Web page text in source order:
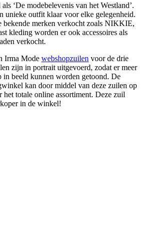
‘De modebelevenis van het Westland’.
unieke outfit klaar voor elke gelegenheid.
bekende merken verkocht zoals NIKKIE,
kleding worden er ook accessoires als
verkocht.
Irma Mode webshopzuilen voor de drie
zijn in portrait uitgevoerd, zodat er meer
in beeld kunnen worden getoond. De
kan door middel van deze zuilen op
het totale online assortiment. Deze zuil
in de winkel!